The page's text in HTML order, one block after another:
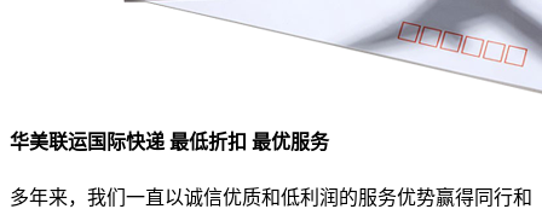
华美联运国际快递 最低折扣 最优服务
多年来，我们一直以诚信优质和低利润的服务优势赢得同行和